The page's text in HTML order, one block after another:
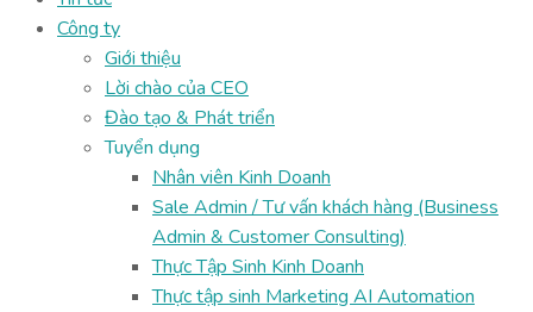
Công ty
Giới thiệu
Lời chào của CEO
Đào tạo & Phát triển
Tuyển dụng
Nhân viên Kinh Doanh
Sale Admin / Tư vấn khách hàng (Business
Admin & Customer Consulting)
Thực Tập Sinh Kinh Doanh
Thực tập sinh Marketing AI Automation